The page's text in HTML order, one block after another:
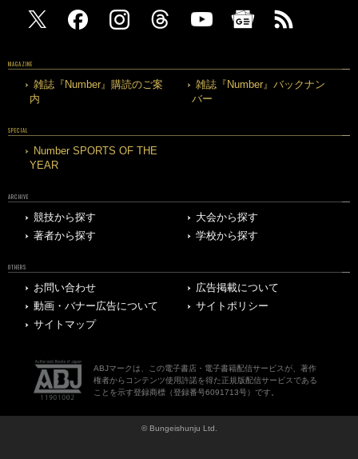
MAGAZINE
雑誌『Number』購読のご案
内
雑誌『Number』バックナン
バー
SPECIAL
Number SPORTS OF THE
YEAR
ARCHIVE
競技から探す
大会から探す
著者から探す
学校から探す
OTHERS
お問い合わせ
広告掲載について
動画・バナー広告について
サイトポリシー
サイトマップ
ABJマークは、この電子書店・電子書籍配信サービスが、著作
権者からコンテンツ使用許諾を得た正規版配信サービスである
ことを示す登録商標（登録番号6091713号）です。
© Bungeishunju Ltd.